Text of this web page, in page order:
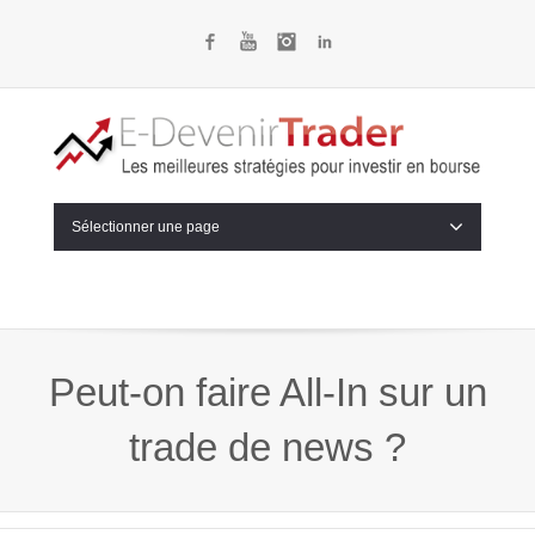
FacebookYouTubeInstagram
Sélectionner une page
Peut-on faire All-In sur un
trade de news ?